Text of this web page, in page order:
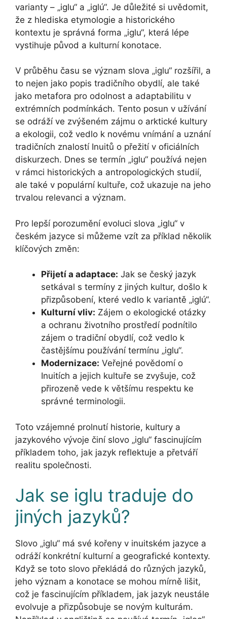
varianty – „iglu“ a „iglú“. Je důležité si uvědomit,
že z hlediska etymologie a historického
kontextu je správná forma „iglu“, která lépe
vystihuje původ a kulturní konotace.
V průběhu času se význam slova „iglu“ rozšířil, a
to nejen jako popis tradičního obydlí, ale také
jako metafora pro odolnost a adaptabilitu v
extrémních podmínkách. Tento posun v užívání
se odráží ve zvýšeném zájmu o arktické kultury
a ekologii, což vedlo k novému vnímání a uznání
tradičních znalostí Inuitů o přežití v oficiálních
diskurzech. Dnes se termín „iglu“ používá nejen
v rámci historických a antropologických studií,
ale také v populární kultuře, což ukazuje na jeho
trvalou relevanci a význam.
Pro lepší porozumění evoluci slova „iglu“ v
českém jazyce si můžeme vzít za příklad několik
klíčových změn:
Přijetí a adaptace: Jak se český jazyk
setkával s termíny z jiných kultur, došlo k
přizpůsobení, které vedlo k variantě „iglú“.
Kulturní vliv: Zájem o ekologické otázky
a ochranu životního prostředí podnítilo
zájem o tradiční obydlí, což vedlo k
častějšímu používání termínu „iglu“.
Modernizace: Veřejné povědomí o
Inuitích a jejich kultuře se zvyšuje, což
přirozeně vede k většímu respektu ke
správné terminologii.
Toto vzájemné prolnutí historie, kultury a
jazykového vývoje činí slovo „iglu“ fascinujícím
příkladem toho, jak jazyk reflektuje a přetváří
realitu společnosti.
Jak se iglu traduje do
jiných jazyků?
Slovo „iglu“ má své kořeny v inuitském jazyce a
odráží konkrétní kulturní a geografické kontexty.
Když se toto slovo překládá do různých jazyků,
jeho význam a konotace se mohou mírně lišit,
což je fascinujícím příkladem, jak jazyk neustále
evolvuje a přizpůsobuje se novým kulturám.